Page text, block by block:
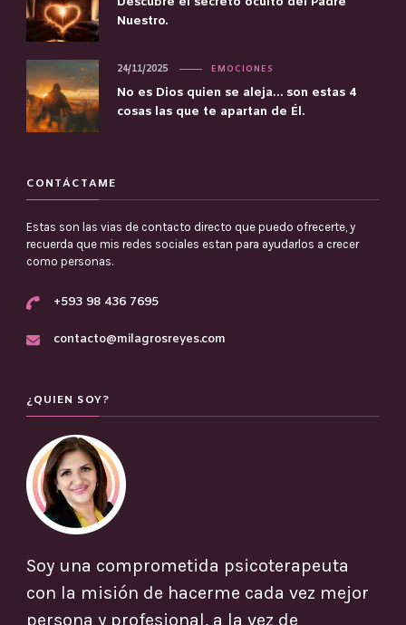
Nuestro.
EMOCIONES
No es Dios quien se aleja… son estas 4
cosas las que te apartan de Él.
24/11/2025
CONTÁCTAME
Estas son las vias de contacto directo que puedo ofrecerte, y
recuerda que mis redes sociales estan para ayudarlos a crecer
como personas.
+593 98 436 7695
contacto@milagrosreyes.com
¿QUIEN SOY?
Soy una comprometida psicoterapeuta
con la misión de hacerme cada vez mejor
persona y profesional, a la vez de